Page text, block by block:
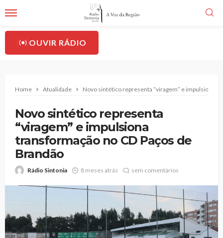
OUVIR RÁDIO
Home Atualidade Novo sintético representa “viragem” e impulsiona
Novo sintético representa
“viragem” e impulsiona
transformação no CD Paços de
Brandão
Rádio Sintonia 8 meses atrás sem comentários